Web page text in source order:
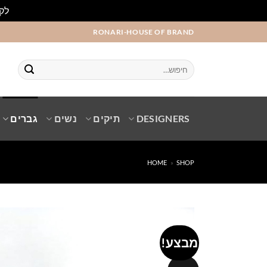
to
RONARI-HOUSE OF BRAND
חיפוש
עבור:
DESIGNERS תיקים נשים גברים
HOME » SHOP
מבצע!